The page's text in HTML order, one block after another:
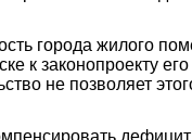
города жилого
к законопроекту
не позволяет